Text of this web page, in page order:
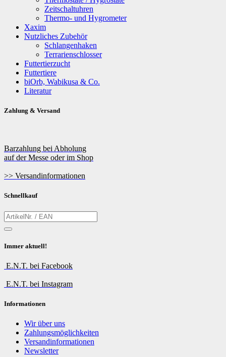
Zeitschaltuhren
Thermo- und Hygrometer
Xaxim
Nutzliches Zubehör
Schlangenhaken
Terrarienschlosser
Futtertierzucht
Futtertiere
biOrb, Wabikusa & Co.
Literatur
Zahlung & Versand
Barzahlung bei Abholung
auf der Messe oder im Shop
>> Versandinformationen
Schnellkauf
Immer aktuell!
E.N.T. bei Facebook
E.N.T. bei Instagram
Informationen
Wir über uns
Zahlungsmöglichkeiten
Versandinformationen
Newsletter